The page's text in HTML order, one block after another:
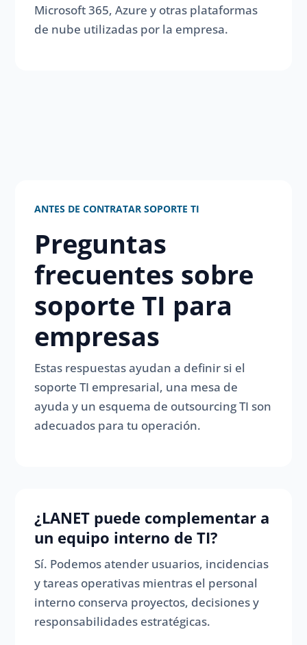
Microsoft 365, Azure y otras plataformas
de nube utilizadas por la empresa.
ANTES DE CONTRATAR SOPORTE TI
Preguntas
frecuentes sobre
soporte TI para
empresas
Estas respuestas ayudan a definir si el
soporte TI empresarial, una mesa de
ayuda y un esquema de outsourcing TI son
adecuados para tu operación.
¿LANET puede complementar a
un equipo interno de TI?
Sí. Podemos atender usuarios, incidencias
y tareas operativas mientras el personal
interno conserva proyectos, decisiones y
responsabilidades estratégicas.